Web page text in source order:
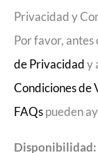
Privacidad y
Por favor,
de Privacidady
Condiciones de
FAQspueden
Disponibilidad: